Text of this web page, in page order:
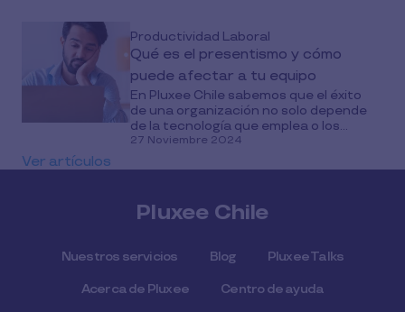
Productividad Laboral
Qué es el presentismo y cómo
puede afectar a tu equipo
En Pluxee Chile sabemos que el éxito
de una organización no solo depende
de la tecnología que emplea o los...
27 Noviembre 2024
Ver artículos
Pluxee Chile
Nuestros servicios Blog Pluxee Talks
Acerca de Pluxee Centro de ayuda